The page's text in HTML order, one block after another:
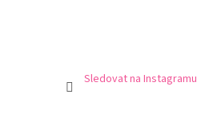
Sledovat na Instagramu